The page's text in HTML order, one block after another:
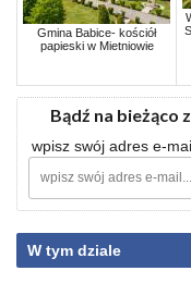
Gmina Babice- kościół
papieski w Mietniowie
Bądź na bieżąco
wpisz swój adres e-
W tym dziale